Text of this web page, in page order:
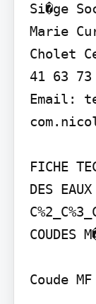
Si�ge
Marie
Cholet
41 63 73
Email:
FICHE
DES
COUDES
Coude